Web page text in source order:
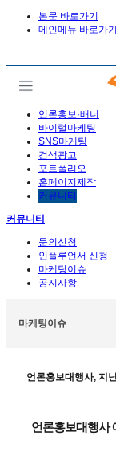
본문 바로가기
메인메뉴 바로가기
언론홍보·배너
바이럴마케팅
SNS마케팅
검색광고
포트폴리오
홈페이지제작
커뮤니티
커뮤니티
문의신청
인플루언서 신청
마케팅이슈
공지사항
마케팅이슈
언론홍보대행사, 지
언론홍보대행사